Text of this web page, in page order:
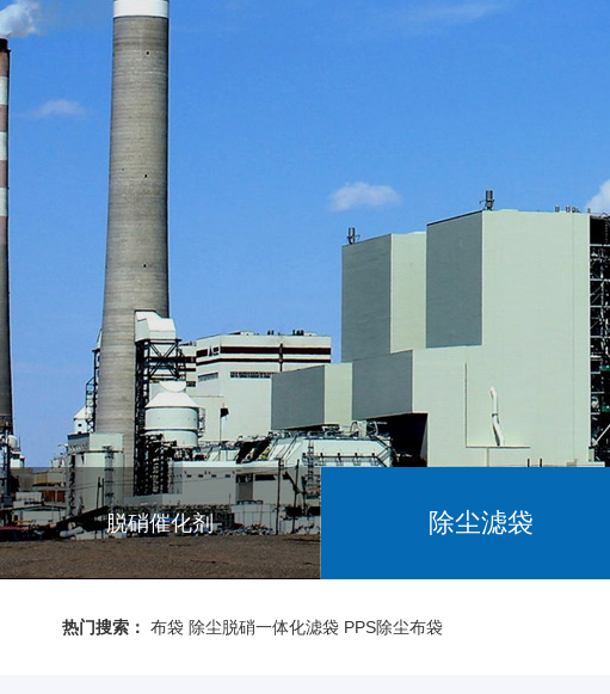
脱硝催化剂 除尘滤袋
热门搜索： 布袋 除尘脱硝一体化滤袋 PPS除尘布袋